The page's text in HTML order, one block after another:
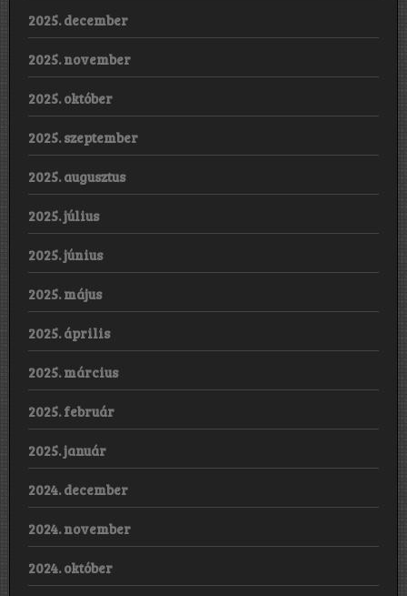
2025. december
2025. november
2025. október
2025. szeptember
2025. augusztus
2025. július
2025. június
2025. május
2025. április
2025. március
2025. február
2025. január
2024. december
2024. november
2024. október